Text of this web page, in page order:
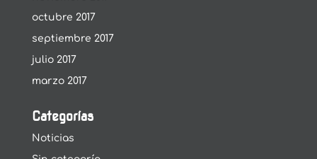
octubre 2017
septiembre 2017
julio 2017
marzo 2017
Categorías
Noticias